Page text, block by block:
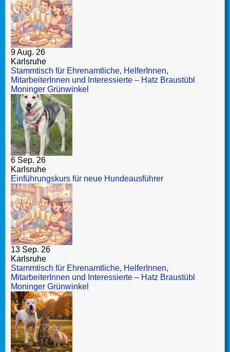
9 Aug. 26
Karlsruhe
Stammtisch für Ehrenamtliche, HelferInnen,
MitarbeiterInnen und Interessierte – Hatz Braustübl
Moninger Grünwinkel
6 Sep. 26
Karlsruhe
Einführungskurs für neue Hundeausführer
13 Sep. 26
Karlsruhe
Stammtisch für Ehrenamtliche, HelferInnen,
MitarbeiterInnen und Interessierte – Hatz Braustübl
Moninger Grünwinkel